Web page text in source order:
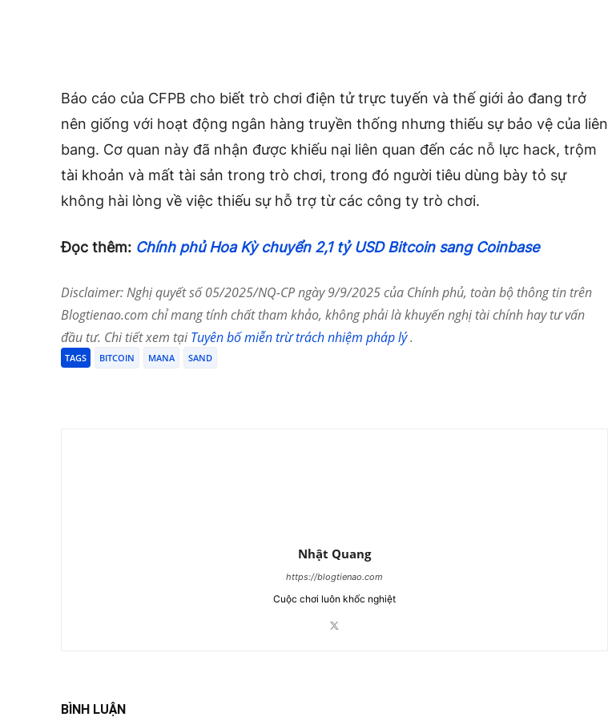
Báo cáo của CFPB cho biết trò chơi điện tử trực tuyến và thế giới ảo đang trở
nên giống với hoạt động ngân hàng truyền thống nhưng thiếu sự bảo vệ của liên
bang. Cơ quan này đã nhận được khiếu nại liên quan đến các nỗ lực hack, trộm
tài khoản và mất tài sản trong trò chơi, trong đó người tiêu dùng bày tỏ sự
không hài lòng về việc thiếu sự hỗ trợ từ các công ty trò chơi.
Đọc thêm: Chính phủ Hoa Kỳ chuyển 2,1 tỷ USD Bitcoin sang Coinbase
Disclaimer: Nghị quyết số 05/2025/NQ-CP ngày 9/9/2025 của Chính phủ, toàn bộ thông tin trên
Blogtienao.com chỉ mang tính chất tham khảo, không phải là khuyến nghị tài chính hay tư vấn
đầu tư. Chi tiết xem tạiTuyên bố miễn trừ trách nhiệm pháp lý.
TAGS BITCOIN MANA SAND
Nhật Quang
https://blogtienao.com
Cuộc chơi luôn khốc nghiệt
BÌNH LUẬN